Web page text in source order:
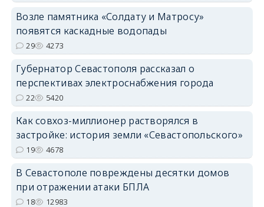
Возле памятника «Солдату и Матросу»
появятся каскадные водопады
29 4273
Губернатор Севастополя рассказал о
перспективах электроснабжения города
22 5420
Как совхоз-миллионер растворялся в
застройке: история земли «Севастопольского»
19 4678
В Севастополе повреждены десятки домов
при отражении атаки БПЛА
18 12983